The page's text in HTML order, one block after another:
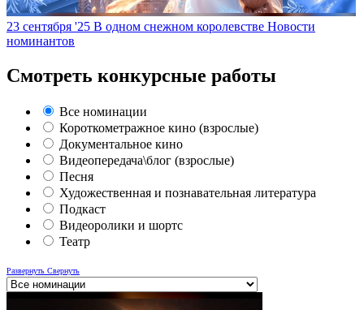
23 сентября '25 В одном снежном королевстве Новости
номинантов
Смотреть конкурсные работы
Все номинации
Короткометражное кино (взрослые)
Документальное кино
Видеопередача\блог (взрослые)
Песня
Художественная и познавательная литература
Подкаст
Видеоролики и шортс
Театр
Развернуть Свернуть